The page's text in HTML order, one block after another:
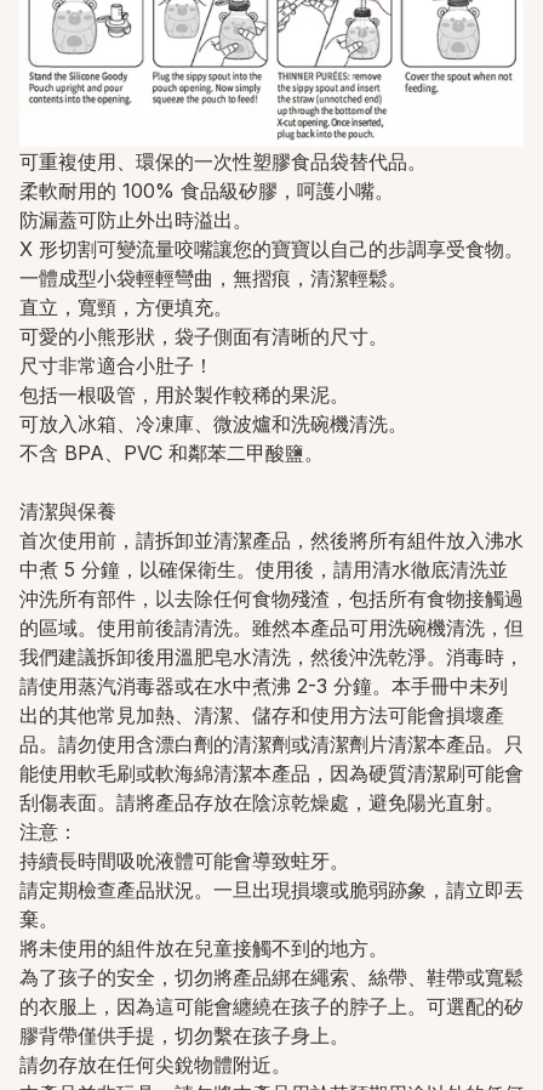
可重複使用、環保的一次性塑膠食品袋替代品。
柔軟耐用的 100% 食品級矽膠，呵護小嘴。
防漏蓋可防止外出時溢出。
X 形切割可變流量咬嘴讓您的寶寶以自己的步調享受食物。
一體成型小袋輕輕彎曲，無摺痕，清潔輕鬆。
直立，寬頸，方便填充。
可愛的小熊形狀，袋子側面有清晰的尺寸。
尺寸非常適合小肚子！
包括一根吸管，用於製作較稀的果泥。
可放入冰箱、冷凍庫、微波爐和洗碗機清洗。
不含 BPA、PVC 和鄰苯二甲酸鹽。
清潔與保養
首次使用前，請拆卸並清潔產品，然後將所有組件放入沸水
中煮 5 分鐘，以確保衛生。使用後，請用清水徹底清洗並
沖洗所有部件，以去除任何食物殘渣，包括所有食物接觸過
的區域。使用前後請清洗。雖然本產品可用洗碗機清洗，但
我們建議拆卸後用溫肥皂水清洗，然後​​沖洗乾淨。消毒時，
請使用蒸汽消毒器或在水中煮沸 2-3 分鐘。本手冊中未列
出的其他常見加熱、清潔、儲存和使用方法可能會損壞產
品。請勿使用含漂白劑的清潔劑或清潔劑片清潔本產品。只
能使用軟毛刷或軟海綿清潔本產品，因為硬質清潔刷可能會
刮傷表面。請將產品存放在陰涼乾燥處，避免陽光直射。
注意：
持續長時間吸吮液體可能會導致蛀牙。
請定期檢查產品狀況。一旦出現損壞或脆弱跡象，請立即丟
棄。
將未使用的組件放在兒童接觸不到的地方。
為了孩子的安全，切勿將產品綁在繩索、絲帶、鞋帶或寬鬆
的衣服上，因為這可能會纏繞在孩子的脖子上。可選配的矽
膠背帶僅供手提，切勿繫在孩子身上。
請勿存放在任何尖銳物體附近。